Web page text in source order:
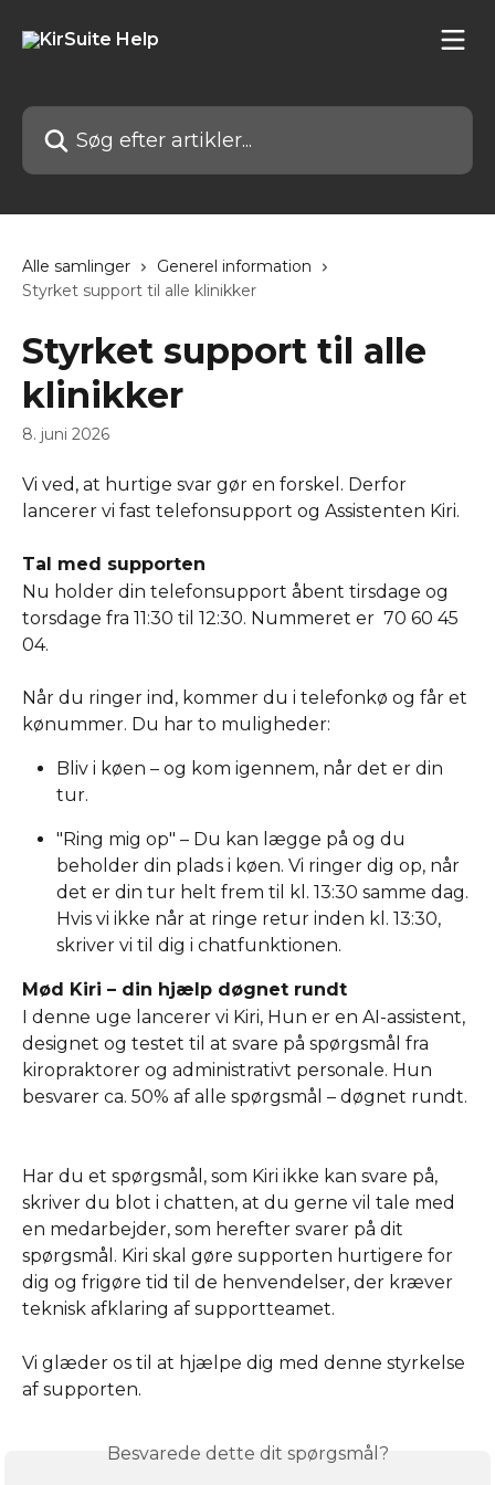
Søg efter artikler...
Alle samlinger
Generel information
Styrket support til alle klinikker
Styrket support til alle
klinikker
8. juni 2026
Vi ved, at hurtige svar gør en forskel. Derfor
lancerer vi fast telefonsupport og Assistenten Kiri.
Tal med supporten
Nu holder din telefonsupport åbent tirsdage og
torsdage fra 11:30 til 12:30. Nummeret er  70 60 45
04.
Når du ringer ind, kommer du i telefonkø og får et
kønummer. Du har to muligheder:
Bliv i køen – og kom igennem, når det er din
tur.
"Ring mig op" – Du kan lægge på og du
beholder din plads i køen. Vi ringer dig op, når
det er din tur helt frem til kl. 13:30 samme dag.
Hvis vi ikke når at ringe retur inden kl. 13:30,
skriver vi til dig i chatfunktionen.
Mød Kiri – din hjælp døgnet rundt
I denne uge lancerer vi Kiri, Hun er en AI-assistent,
designet og testet til at svare på spørgsmål fra
kiropraktorer og administrativt personale. Hun
besvarer ca. 50% af alle spørgsmål – døgnet rundt.
Har du et spørgsmål, som Kiri ikke kan svare på,
skriver du blot i chatten, at du gerne vil tale med
en medarbejder, som herefter svarer på dit
spørgsmål. Kiri skal gøre supporten hurtigere for
dig og frigøre tid til de henvendelser, der kræver
teknisk afklaring af supportteamet.
Vi glæder os til at hjælpe dig med denne styrkelse
af supporten.
Besvarede dette dit spørgsmål?